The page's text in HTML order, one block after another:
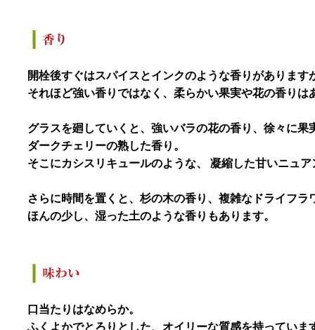
開栓後すぐはスパイスとインクのような香りがあります
それほど強い香りではなく、柔らかい果実や花の香りは
グラスを廻していくと、強いバラの花の香り、徐々に果
ダークチェリーの熟した香り。
そこにカシスリキュールのような、 凝縮した甘いニュ
さらに時間を置くと、杉の木の香り、複雑なドライフ
ほんの少し、湿った土のような香りもあります。
口当たりはなめらか。
ふくよかでとろりとした、オイリーな質感を持っていま